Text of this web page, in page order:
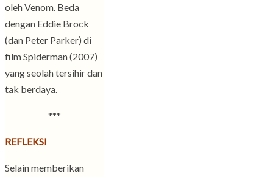
oleh Venom. Beda
dengan Eddie Brock
(dan Peter Parker) di
film Spiderman (2007)
yang seolah tersihir dan
tak berdaya.
***
REFLEKSI
Selain memberikan